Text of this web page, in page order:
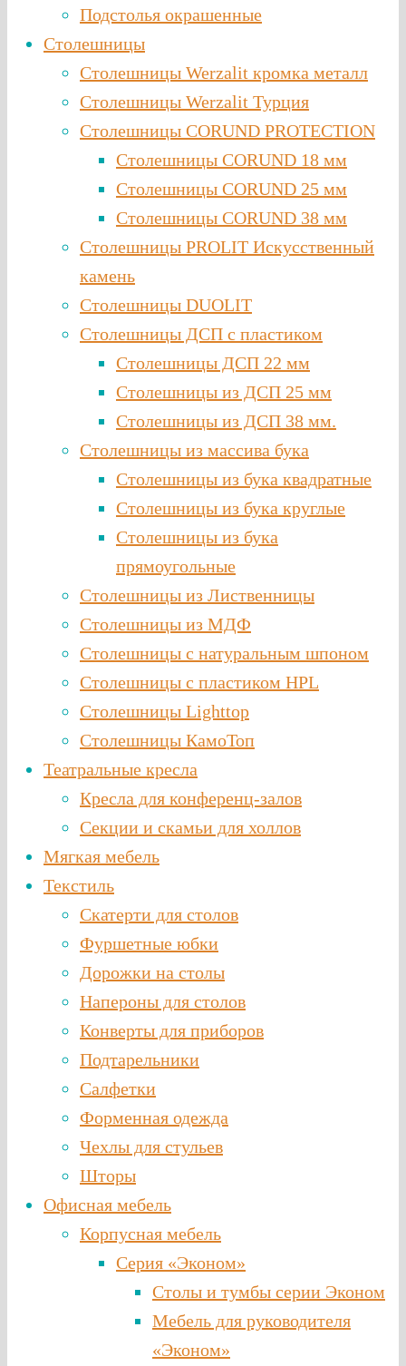
Подстолья окрашенные
Столешницы
Столешницы Werzalit кромка металл
Столешницы Werzalit Турция
Столешницы CORUND PROTECTION
Столешницы CORUND 18 мм
Столешницы CORUND 25 мм
Столешницы CORUND 38 мм
Столешницы PROLIT Искусственный
камень
Столешницы DUOLIT
Столешницы ДСП с пластиком
Столешницы ДСП 22 мм
Столешницы из ДСП 25 мм
Столешницы из ДСП 38 мм.
Столешницы из массива бука
Столешницы из бука квадратные
Столешницы из бука круглые
Столешницы из бука
прямоугольные
Столешницы из Лиственницы
Столешницы из МДФ
Столешницы с натуральным шпоном
Столешницы c пластиком HPL
Столешницы Lighttop
Столешницы КамоТоп
Театральные кресла
Кресла для конференц-залов
Секции и скамьи для холлов
Мягкая мебель
Текстиль
Скатерти для столов
Фуршетные юбки
Дорожки на столы
Напероны для столов
Конверты для приборов
Подтарельники
Салфетки
Форменная одежда
Чехлы для стульев
Шторы
Офисная мебель
Корпусная мебель
Серия «Эконом»
Столы и тумбы серии Эконом
Мебель для руководителя
«Эконом»